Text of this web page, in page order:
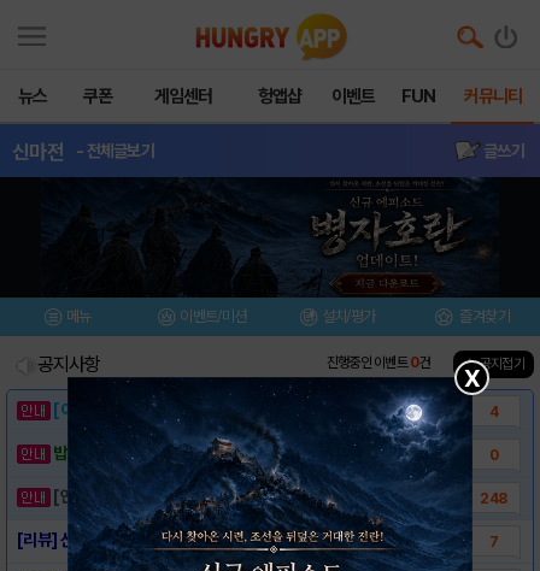
뉴스 쿠폰 게임센터 헝앱샵 이벤트 FUN 커뮤니티
신마전 - 전체글보기 글쓰기
메뉴 이벤트/미션 설치/평가 즐겨찾기
공지사항 진행중인 이벤트0건 ▲ 공지접기
[이벤트] 웃음으로 매일매일 해피! 유머 게시.. 4
밥알이의 헝앱통신 ⑲ “밥알이, 드디어 멀티를.. 0
[안내] 헝그리앱 필수 상식! 밥알 획득 안내.. 248
[리뷰] 신과 인간 그리고 요마와의 전쟁, 7
X